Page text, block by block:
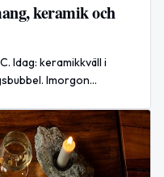
keramik och
Idag: keramikkväll i
Imorgon